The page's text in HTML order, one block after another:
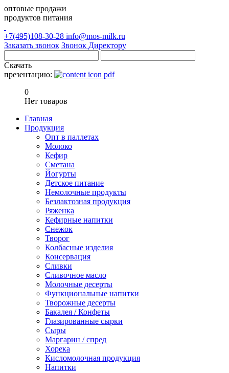
оптовые продажи
продуктов питания
+7(495)108-30-28 info@mos-milk.ru
Заказать звонок Звонок Директору
Скачать
презентацию:
0
Нет товаров
Главная
Продукция
Опт в паллетах
Молоко
Кефир
Сметана
Йогурты
Детское питание
Немолочные продукты
Безлактозная продукция
Ряженка
Кефирные напитки
Снежок
Творог
Колбасные изделия
Консервация
Сливки
Сливочное масло
Молочные десерты
Функциональные напитки
Творожные десерты
Бакалея / Конфеты
Глазированные сырки
Сыры
Маргарин / спред
Хорека
Кисломолочная продукция
Напитки